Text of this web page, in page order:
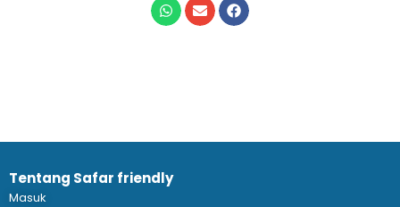
Tentang Safar friendly
Masuk